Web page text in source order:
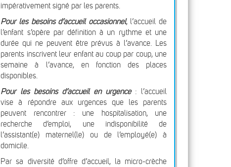
impérativement signé par les parents.
Pour les besoins d’accueil occasionnel, l’accueil de
l’enfant s’opère par définition à un rythme et une
durée qui ne peuvent être prévus à l’avance. Les
parents inscrivent leur enfant au coup par coup, une
semaine à l’avance, en fonction des places
disponibles.
Pour les besoins d’accueil en urgence : l’accueil
vise à répondre aux urgences que les parents
peuvent rencontrer : une hospitalisation, une
recherche d’emploi, une indisponibilité de
l’assistant(e) maternel(le) ou de l’employé(e) à
domicile.
Par sa diversité d’offre d’accueil, la micro-crèche